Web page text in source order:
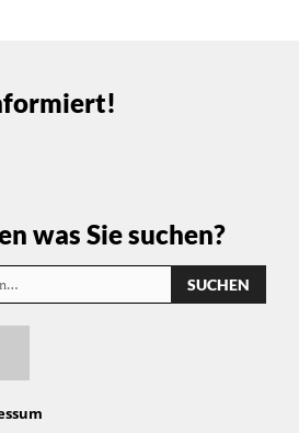
was Sie suchen?
SUCHEN